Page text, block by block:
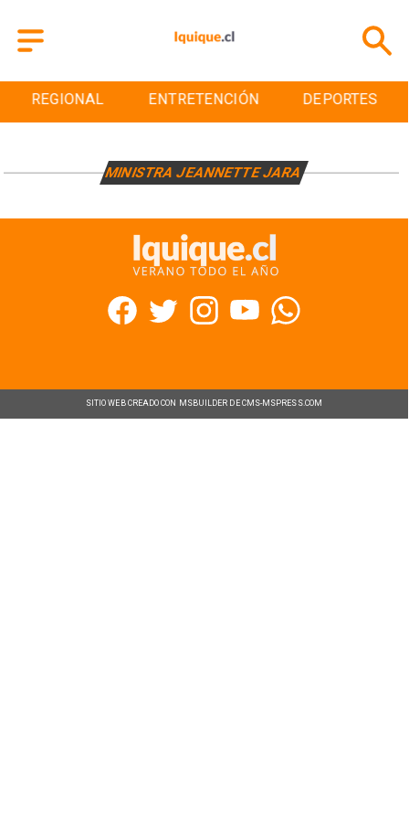
REGIONAL ENTRETENCIÓN DEPORTES
MINISTRA JEANNETTE JARA
SITIO WEB CREADO CON MSBUILDER DE CMS-MSPRESS.COM